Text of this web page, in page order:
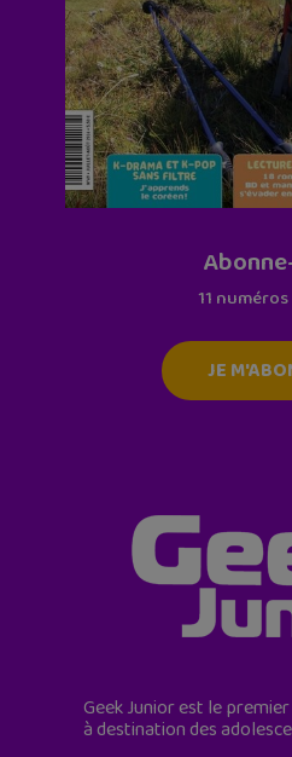
11
JE
Geek Junior est le
à destination des